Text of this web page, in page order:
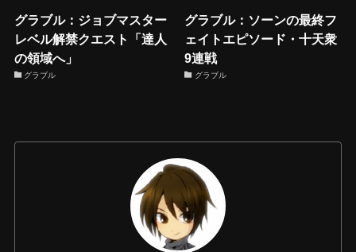
グラブル：ジョブマスター
レベル解禁クエスト「達人
の領域へ」
グラブル
グラブル：ソーンの最終フ
ェイトエピソード・十天衆
9連戦
グラブル